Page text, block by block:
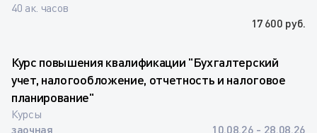
40 ак. часов
17 600 руб.
Курс повышения квалификации "Бухгалтерский
учет, налогообложение, отчетность и налоговое
планирование"
Курсы
заочная 10.08.26 - 28.08.26